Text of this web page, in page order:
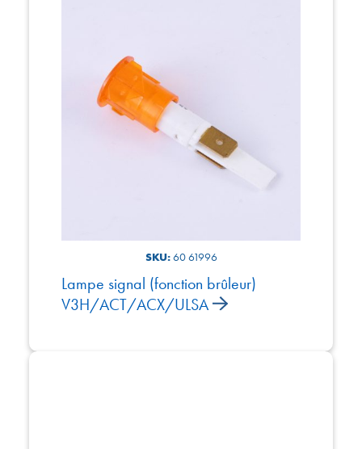
SKU:60 61996
Lampe signal (fonction brûleur)
V3H/ACT/ACX/ULSA